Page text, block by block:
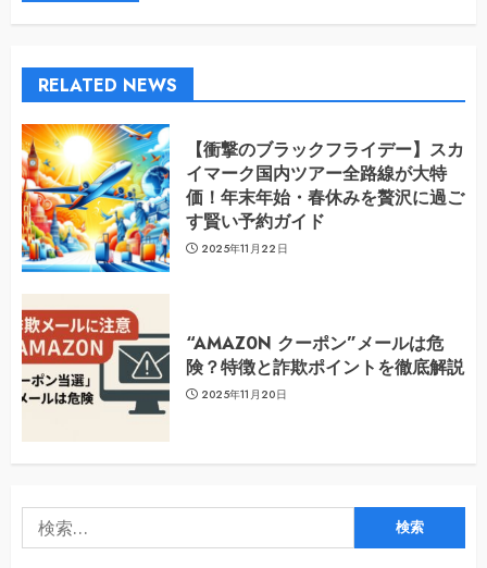
RELATED NEWS
【衝撃のブラックフライデー】スカ
イマーク国内ツアー全路線が大特
価！年末年始・春休みを贅沢に過ご
す賢い予約ガイド
2025年11月22日
“AMAZ0N クーポン”メールは危
険？特徴と詐欺ポイントを徹底解説
2025年11月20日
索: